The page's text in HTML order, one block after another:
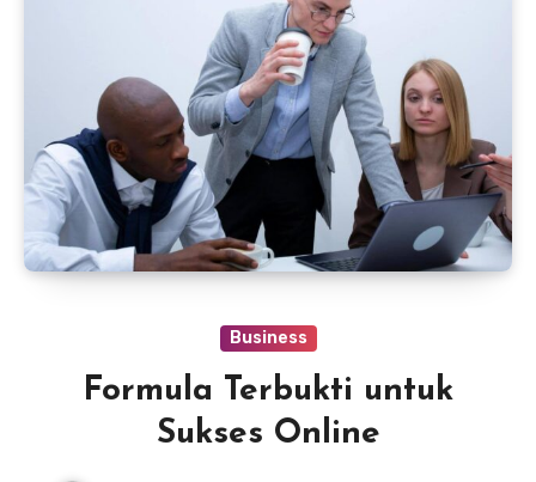
Business
Formula Terbukti untuk
Sukses Online